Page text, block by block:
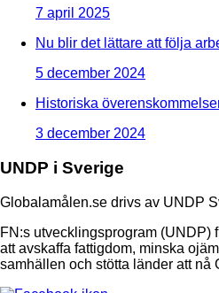
7 april 2025
Nu blir det lättare att följa
5 december 2024
Historiska
3 december 2024
UNDP i Sverige
Globalamålen.se drivs av UNDP
FN:s utvecklingsprogram (UNDP)
att avskaffa fattigdom, minska
samhällen och stötta länder att nå